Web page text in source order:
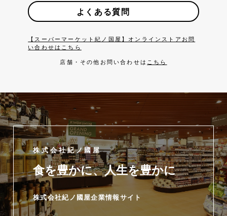
よくある質問
【スーパーマーケット紀ノ国屋】オンラインストアお問
い合わせはこちら
店舗・その他お問い合わせは こちら
株式会社紀ノ國屋
食を豊かに、人生を豊かに
株式会社紀ノ國屋企業情報サイト